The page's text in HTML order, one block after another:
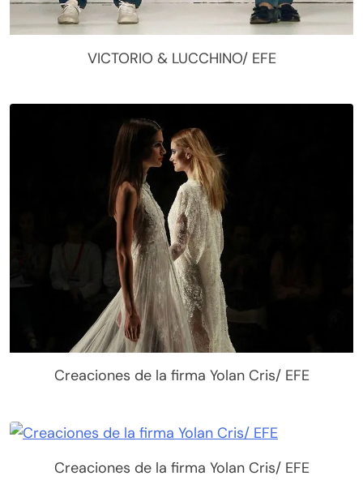
VICTORIO & LUCCHINO/ EFE
Creaciones de la firma Yolan Cris/ EFE
Creaciones de la firma Yolan Cris/ EFE